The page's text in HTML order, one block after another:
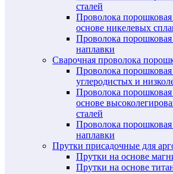
сталей
Проволока порошковая
основе никелевых
Проволока порошковая
наплавки
Сварочная проволока
Проволока
углеродистых и
Проволока
основе
сталей
Проволока
наплавки
Прутки присадочные для
Прутки на основе
Прутки на основе